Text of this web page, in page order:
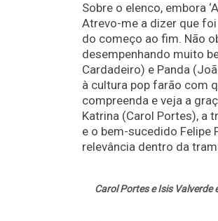
Sobre o elenco, embora
Atrevo-me a dizer que
do começo ao fim. Não
desempenhando muito
Cardadeiro) e Panda
à cultura pop farão com
compreenda e veja a
Katrina (Carol Portes), a
e o bem-sucedido Felipe
relevância dentro da
Carol Portes e Isis Valverde